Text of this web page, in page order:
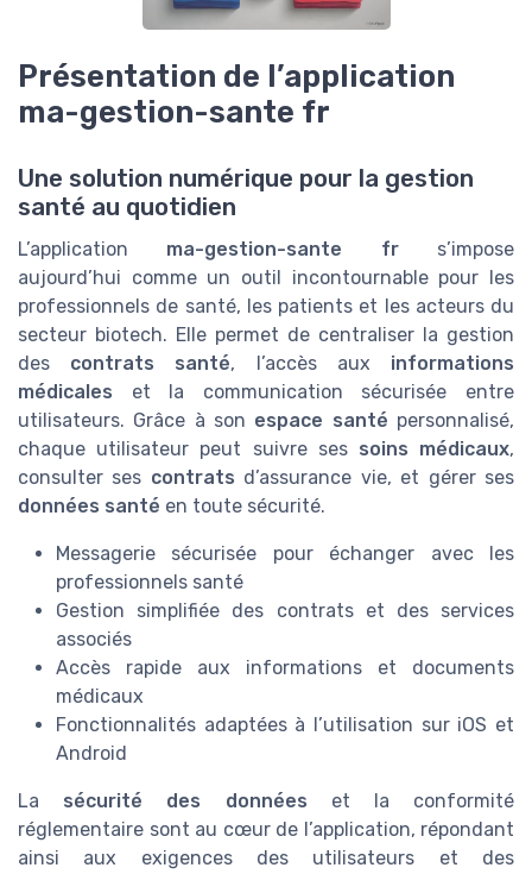
Présentation de l’application
ma-gestion-sante fr
Une solution numérique pour la gestion
santé au quotidien
L’application ma-gestion-sante frs’impose
aujourd’hui comme un outil incontournable pour les
professionnels de santé, les patients et les acteurs du
secteur biotech. Elle permet de centraliser la gestion
des contrats santé, l’accès aux informations
médicales et la communication sécurisée entre
utilisateurs. Grâce à son espace santé personnalisé,
chaque utilisateur peut suivre ses soins médicaux,
consulter ses contrats d’assurance vie, et gérer ses
données santé en toute sécurité.
Messagerie sécurisée pour échanger avec les
professionnels santé
Gestion simplifiée des contrats et des services
associés
Accès rapide aux informations et documents
médicaux
Fonctionnalités adaptées à l’utilisation sur iOS et
Android
La sécurité des données et la conformité
réglementaire sont au cœur de l’application, répondant
ainsi aux exigences des utilisateurs et des